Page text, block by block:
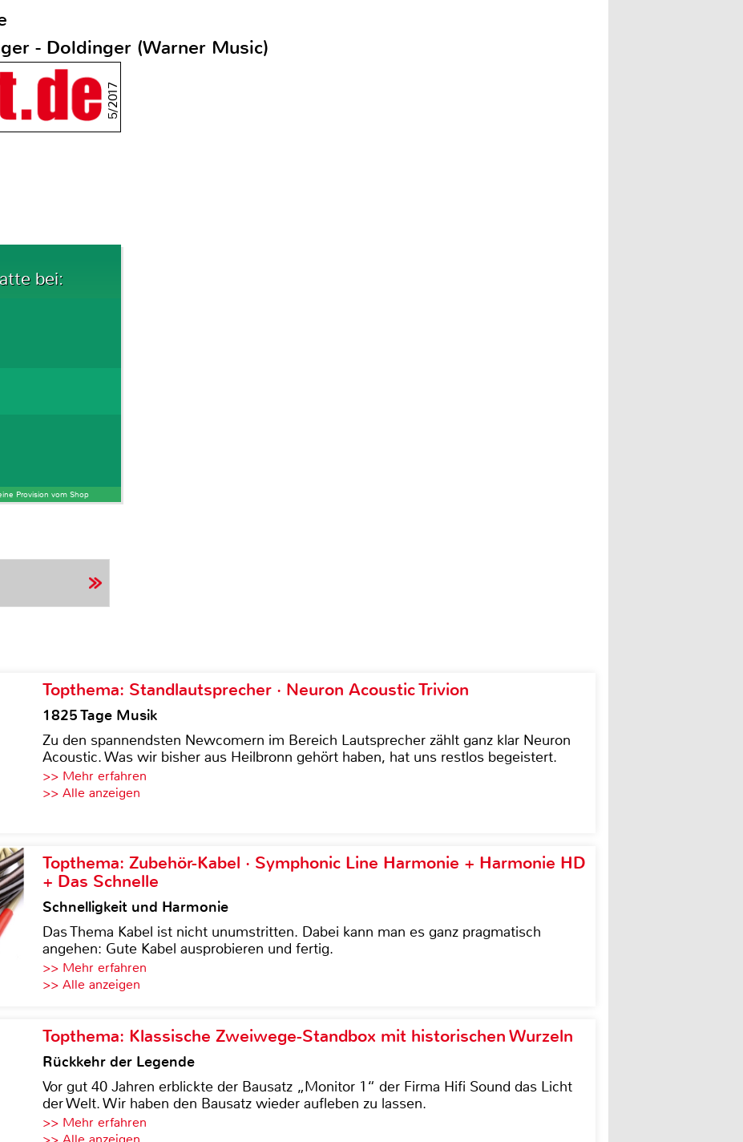
- Doldinger (Warner Music)
5/2017
bei:
Provision vom Shop
Topthema: Standlautsprecher · Neuron Acoustic Trivion
1825 Tage Musik
Zu den spannendsten Newcomern im Bereich Lautsprecher zählt ganz klar Neuron
Acoustic. Was wir bisher aus Heilbronn gehört haben, hat uns restlos begeistert.
>> Mehr erfahren
>> Alle anzeigen
Topthema: Zubehör-Kabel · Symphonic Line Harmonie + Harmonie HD
+ Das Schnelle
Schnelligkeit und Harmonie
Das Thema Kabel ist nicht unumstritten. Dabei kann man es ganz pragmatisch
angehen: Gute Kabel ausprobieren und fertig.
>> Mehr erfahren
>> Alle anzeigen
Topthema: Klassische Zweiwege-Standbox mit historischen Wurzeln
Rückkehr der Legende
Vor gut 40 Jahren erblickte der Bausatz „Monitor 1“ der Firma Hifi Sound das Licht
der Welt. Wir haben den Bausatz wieder aufleben zu lassen.
>> Mehr erfahren